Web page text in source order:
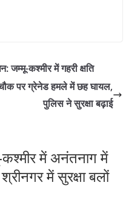
जम्मू-कश्मीर में गहरी क्षति
पर ग्रेनेड हमले में छह घायल,
पुलिस ने सुरक्षा बढ़ाई
में अनंतनाग में
में सुरक्षा बलों